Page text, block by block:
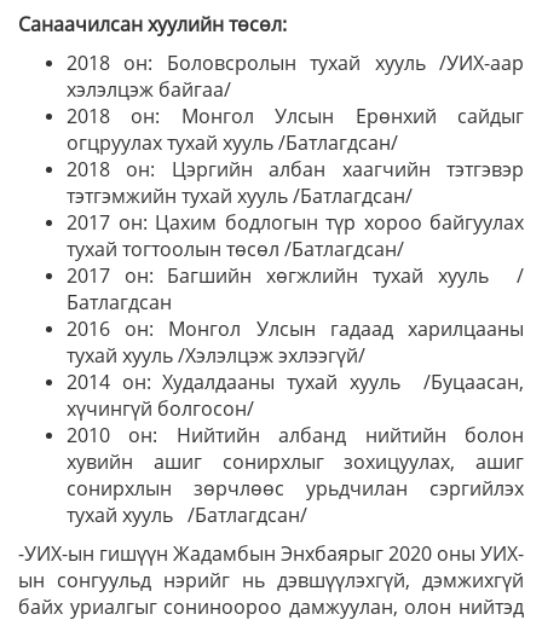
Санаачилсан хуулийн төсөл:
2018 он: Боловсролын тухай хууль /УИХ-аар
хэлэлцэж байгаа/
2018 он: Монгол Улсын Ерөнхий сайдыг
огцруулах тухай хууль /Батлагдсан/
2018 он: Цэргийн албан хаагчийн тэтгэвэр
тэтгэмжийн тухай хууль /Батлагдсан/
2017 он: Цахим бодлогын түр хороо байгуулах
тухай тогтоолын төсөл /Батлагдсан/
2017 он: Багшийн хөгжлийн тухай хууль /
Батлагдсан
2016 он: Монгол Улсын гадаад харилцааны
тухай хууль /Хэлэлцэж эхлээгүй/
2014 он: Худалдааны тухай хууль /Буцаасан,
хүчингүй болгосон/
2010 он: Нийтийн албанд нийтийн болон
хувийн ашиг сонирхлыг зохицуулах, ашиг
сонирхлын зөрчлөөс урьдчилан сэргийлэх
тухай хууль /Батлагдсан/
-УИХ-ын гишүүн Жадамбын Энхбаярыг 2020 оны УИХ-
ын сонгуульд нэрийг нь дэвшүүлэхгүй, дэмжихгүй
байх уриалгыг сониноороо дамжуулан, олон нийтэд